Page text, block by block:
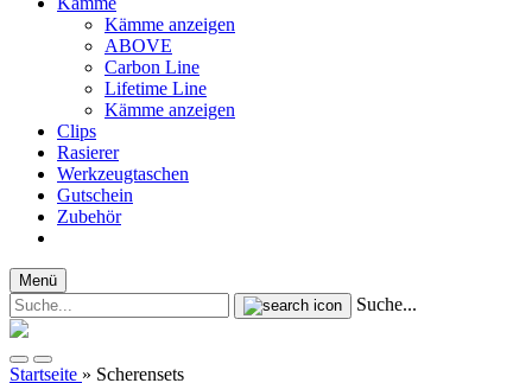
Kämme anzeigen
ABOVE
Carbon Line
Lifetime Line
Kämme anzeigen
Clips
Rasierer
Werkzeugtaschen
Gutschein
Zubehör
Menü
Suche...
Startseite » Scherensets